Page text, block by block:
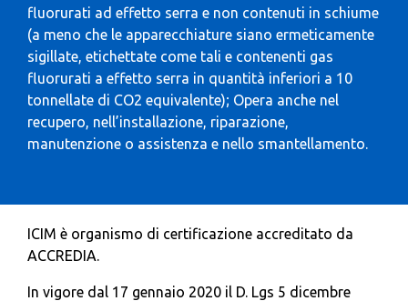
fluorurati ad effetto serra e non contenuti in schiume
(a meno che le apparecchiature siano ermeticamente
sigillate, etichettate come tali e contenenti gas
fluorurati a effetto serra in quantità inferiori a 10
tonnellate di CO2 equivalente); Opera anche nel
recupero, nell’installazione, riparazione,
manutenzione o assistenza e nello smantellamento.
ICIM è organismo di certificazione accreditato da
ACCREDIA.
In vigore dal 17 gennaio 2020 il D. Lgs 5 dicembre